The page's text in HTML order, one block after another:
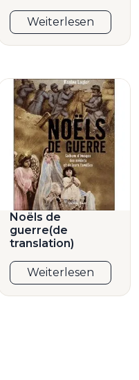
Weiterlesen
Noëls de
guerre(de
translation)
Weiterlesen